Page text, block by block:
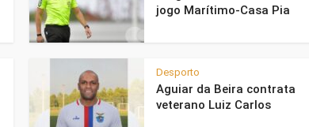
jogo Marítimo-Casa Pia
Desporto
Aguiar da Beira contrata
veterano Luiz Carlos